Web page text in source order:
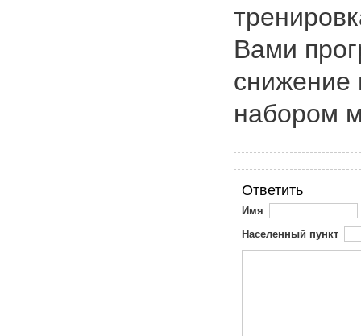
Вами
снижение
набором
Ответить
Имя
Населенный пункт